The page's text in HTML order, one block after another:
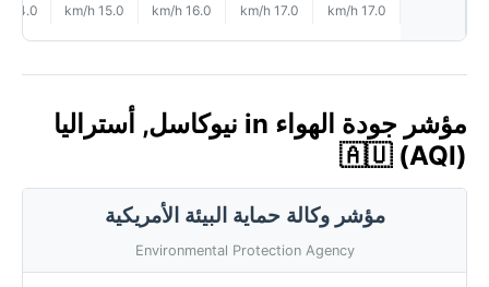
17.0 km/h
17.0 km/h
16.0 km/h
15.0 km/h
14.0 km/h
مؤشر جودة الهواء in نيوكاسل, أستراليا
🇦🇺 (AQI)
مؤشر وكالة حماية البيئة الأمريكية
Environmental Protection Agency